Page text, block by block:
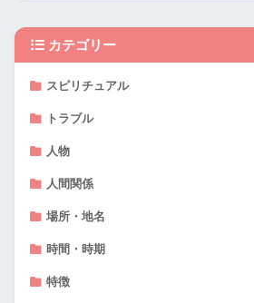
カテゴリー
スピリチュアル
トラブル
人物
人間関係
場所・地名
時間・時期
特徴